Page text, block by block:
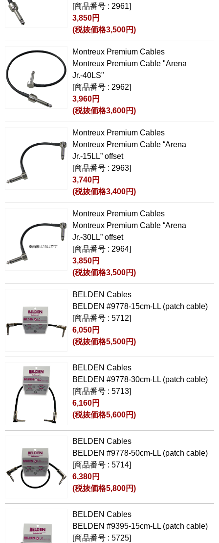
[商品番号 : 2961]
3,850円
(税抜価格3,500円)
Montreux Premium Cables
Montreux Premium Cable "Arena
Jr.-40LS"
[商品番号 : 2962]
3,960円
(税抜価格3,600円)
Montreux Premium Cables
Montreux Premium Cable “Arena
Jr.-15LL” offset
[商品番号 : 2963]
3,740円
(税抜価格3,400円)
Montreux Premium Cables
Montreux Premium Cable “Arena
Jr.-30LL” offset
[商品番号 : 2964]
3,850円
(税抜価格3,500円)
BELDEN Cables
BELDEN #9778-15cm-LL (patch cable)
[商品番号 : 5712]
6,050円
(税抜価格5,500円)
BELDEN Cables
BELDEN #9778-30cm-LL (patch cable)
[商品番号 : 5713]
6,160円
(税抜価格5,600円)
BELDEN Cables
BELDEN #9778-50cm-LL (patch cable)
[商品番号 : 5714]
6,380円
(税抜価格5,800円)
BELDEN Cables
BELDEN #9395-15cm-LL (patch cable)
[商品番号 : 5725]